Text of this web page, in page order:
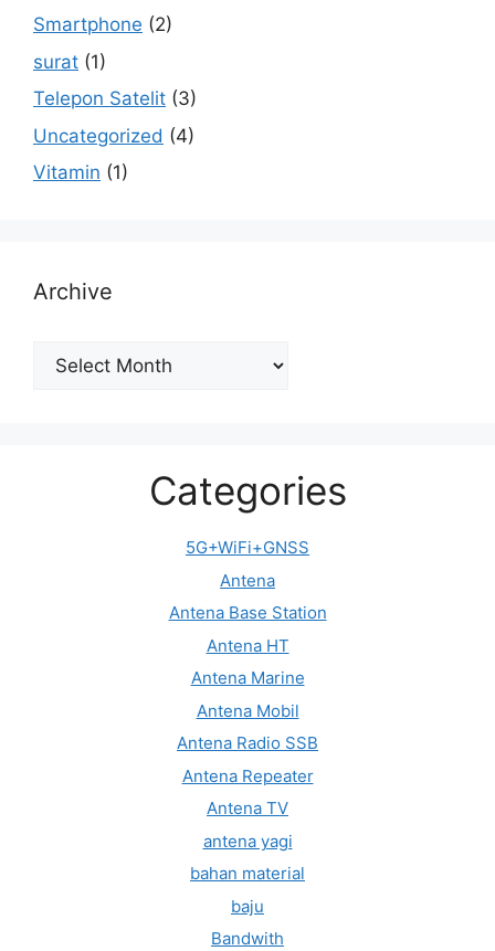
Smartphone (2)
surat (1)
Telepon Satelit (3)
Uncategorized (4)
Vitamin (1)
Archive
Archive
Categories
5G+WiFi+GNSS
Antena
Antena Base Station
Antena HT
Antena Marine
Antena Mobil
Antena Radio SSB
Antena Repeater
Antena TV
antena yagi
bahan material
baju
Bandwith